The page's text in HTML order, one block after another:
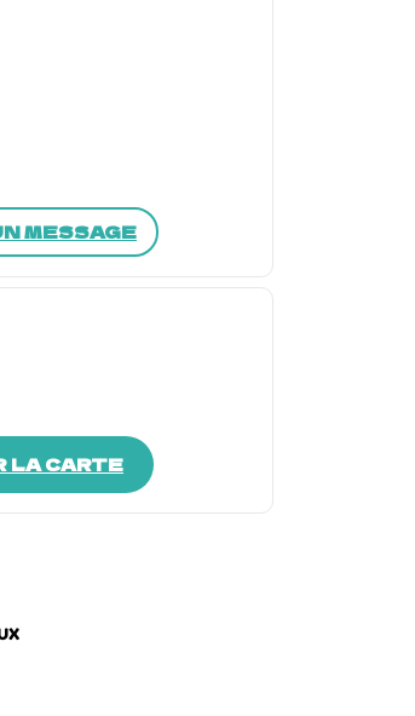
MESSAGE
LA CARTE